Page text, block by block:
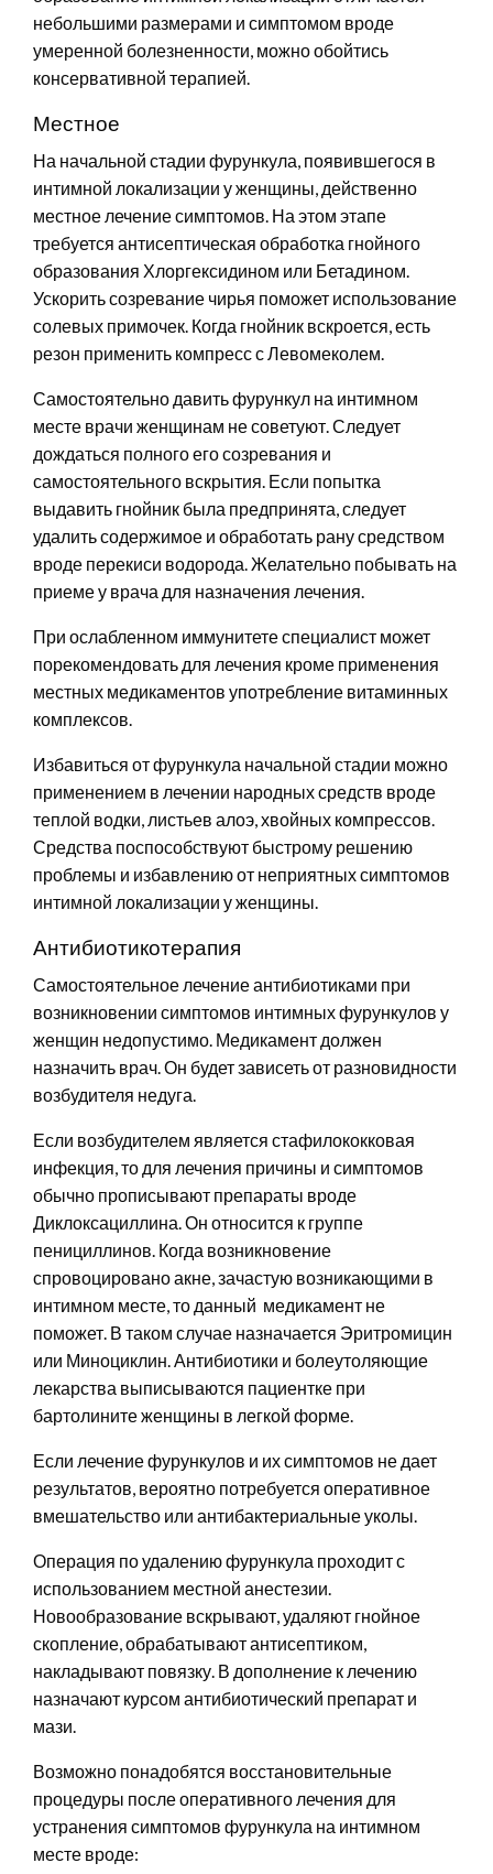
небольшими размерами и симптомом вроде
умеренной болезненности, можно обойтись
консервативной терапией.
Местное
На начальной стадии фурункула, появившегося в
интимной локализации у женщины, действенно
местное лечение симптомов. На этом этапе
требуется антисептическая обработка гнойного
образования Хлоргексидином или Бетадином.
Ускорить созревание чирья поможет использование
солевых примочек. Когда гнойник вскроется, есть
резон применить компресс с Левомеколем.
Самостоятельно давить фурункул на интимном
месте врачи женщинам не советуют. Следует
дождаться полного его созревания и
самостоятельного вскрытия. Если попытка
выдавить гнойник была предпринята, следует
удалить содержимое и обработать рану средством
вроде перекиси водорода. Желательно побывать на
приеме у врача для назначения лечения.
При ослабленном иммунитете специалист может
порекомендовать для лечения кроме применения
местных медикаментов употребление витаминных
комплексов.
Избавиться от фурункула начальной стадии можно
применением в лечении народных средств вроде
теплой водки, листьев алоэ, хвойных компрессов.
Средства поспособствуют быстрому решению
проблемы и избавлению от неприятных симптомов
интимной локализации у женщины.
Антибиотикотерапия
Самостоятельное лечение антибиотиками при
возникновении симптомов интимных фурункулов у
женщин недопустимо. Медикамент должен
назначить врач. Он будет зависеть от разновидности
возбудителя недуга.
Если возбудителем является стафилококковая
инфекция, то для лечения причины и симптомов
обычно прописывают препараты вроде
Диклоксациллина. Он относится к группе
пенициллинов. Когда возникновение
спровоцировано акне, зачастую возникающими в
интимном месте, то данный медикамент не
поможет. В таком случае назначается Эритромицин
или Миноциклин. Антибиотики и болеутоляющие
лекарства выписываются пациентке при
бартолините женщины в легкой форме.
Если лечение фурункулов и их симптомов не дает
результатов, вероятно потребуется оперативное
вмешательство или антибактериальные уколы.
Операция по удалению фурункула проходит с
использованием местной анестезии.
Новообразование вскрывают, удаляют гнойное
скопление, обрабатывают антисептиком,
накладывают повязку. В дополнение к лечению
назначают курсом антибиотический препарат и
мази.
Возможно понадобятся восстановительные
процедуры после оперативного лечения для
устранения симптомов фурункула на интимном
месте вроде: